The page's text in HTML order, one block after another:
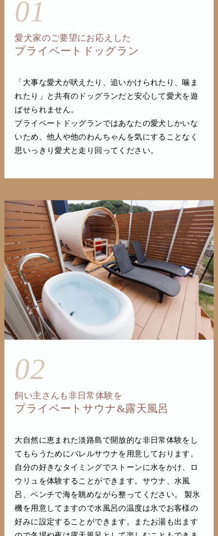
01
愛犬家のご要望にお応えした
プライベートドッグラン
「大事な愛犬が吠えたり、追いかけられたり、噛ま
れたり」と共有のドッグランだと安心して愛犬を遊
ばせられません。
プライベートドッグランではあなたの愛犬しかいな
いため、他人や他のわんちゃんを気にすることなく
思いっきり愛犬と走り回ってください。
02
飼い主さんも非日常体験を
プライベートサウナ&露天風呂
大自然に恵まれた淡路島で開放的な非日常体験をし
てもらうためにバレルサウナを用意しております。
自分の好きなタイミングでストーンに水をかけ、ロ
ウリュを体験することができます。サウナ、水風
呂、ベンチで海を眺めながら整ってください。 製氷
機を用意してますので水風呂の温度は氷でお客様の
好みに設定することができます。またお湯も出ます